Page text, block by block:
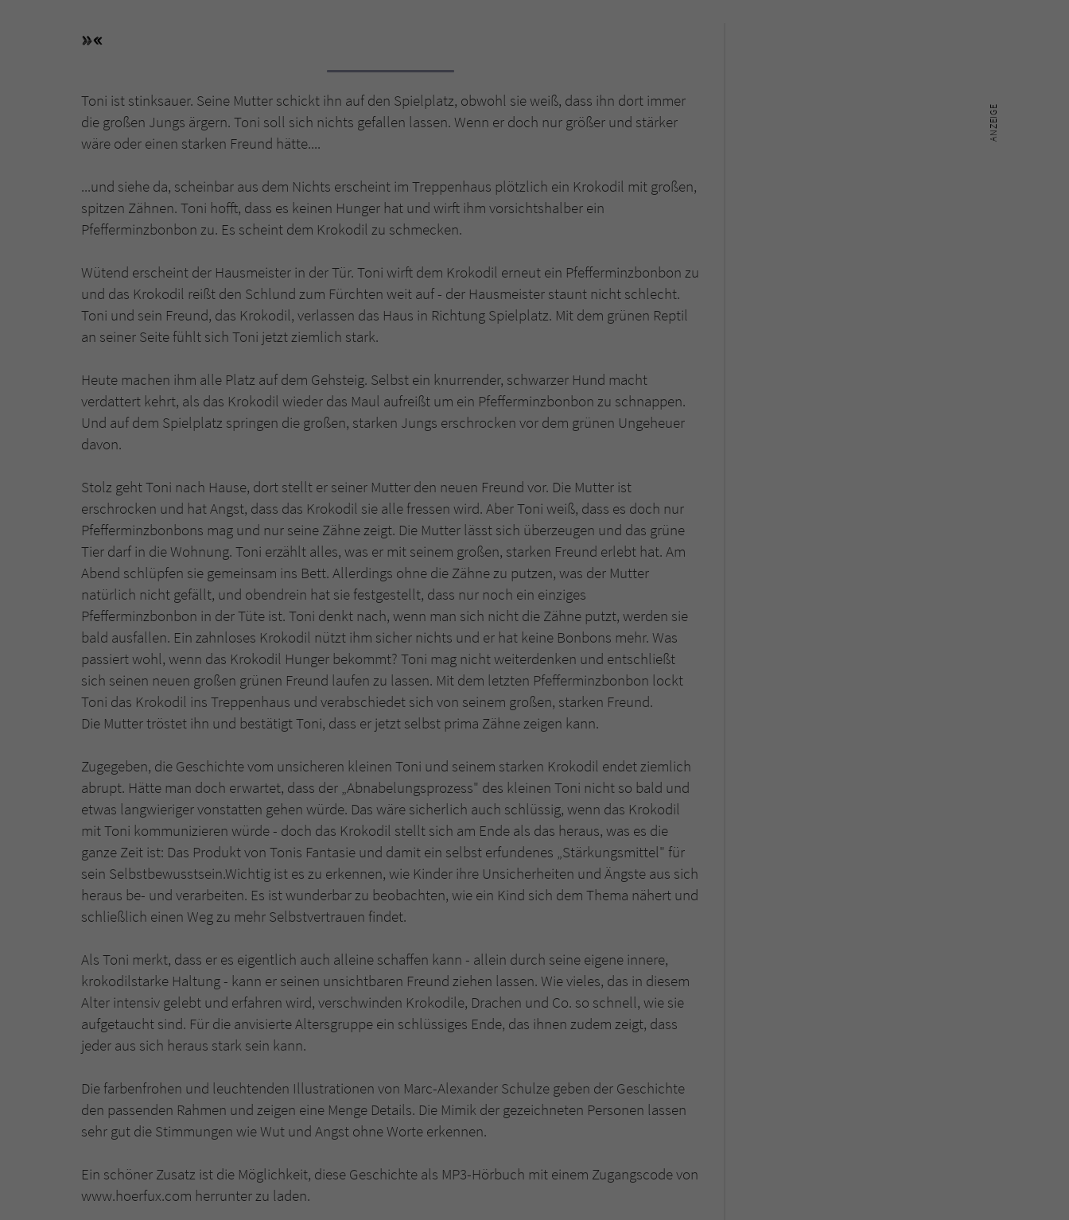
Toni ist stinksauer. Seine Mutter schickt ihn auf den Spielplatz, obwohl sie weiß, dass ihn dort immer
die großen Jungs ärgern. Toni soll sich nichts gefallen lassen. Wenn er doch nur größer und stärker
wäre oder einen starken Freund hätte....
...und siehe da, scheinbar aus dem Nichts erscheint im Treppenhaus plötzlich ein Krokodil mit großen,
spitzen Zähnen. Toni hofft, dass es keinen Hunger hat und wirft ihm vorsichtshalber ein
Pfefferminzbonbon zu. Es scheint dem Krokodil zu schmecken.
Wütend erscheint der Hausmeister in der Tür. Toni wirft dem Krokodil erneut ein Pfefferminzbonbon zu
und das Krokodil reißt den Schlund zum Fürchten weit auf - der Hausmeister staunt nicht schlecht.
Toni und sein Freund, das Krokodil, verlassen das Haus in Richtung Spielplatz. Mit dem grünen Reptil
an seiner Seite fühlt sich Toni jetzt ziemlich stark.
Heute machen ihm alle Platz auf dem Gehsteig. Selbst ein knurrender, schwarzer Hund macht
verdattert kehrt, als das Krokodil wieder das Maul aufreißt um ein Pfefferminzbonbon zu schnappen.
Und auf dem Spielplatz springen die großen, starken Jungs erschrocken vor dem grünen Ungeheuer
davon.
Stolz geht Toni nach Hause, dort stellt er seiner Mutter den neuen Freund vor. Die Mutter ist
erschrocken und hat Angst, dass das Krokodil sie alle fressen wird. Aber Toni weiß, dass es doch nur
Pfefferminzbonbons mag und nur seine Zähne zeigt. Die Mutter lässt sich überzeugen und das grüne
Tier darf in die Wohnung. Toni erzählt alles, was er mit seinem großen, starken Freund erlebt hat. Am
Abend schlüpfen sie gemeinsam ins Bett. Allerdings ohne die Zähne zu putzen, was der Mutter
natürlich nicht gefällt, und obendrein hat sie festgestellt, dass nur noch ein einziges
Pfefferminzbonbon in der Tüte ist. Toni denkt nach, wenn man sich nicht die Zähne putzt, werden sie
bald ausfallen. Ein zahnloses Krokodil nützt ihm sicher nichts und er hat keine Bonbons mehr. Was
passiert wohl, wenn das Krokodil Hunger bekommt? Toni mag nicht weiterdenken und entschließt
sich seinen neuen großen grünen Freund laufen zu lassen. Mit dem letzten Pfefferminzbonbon lockt
Toni das Krokodil ins Treppenhaus und verabschiedet sich von seinem großen, starken Freund.
Die Mutter tröstet ihn und bestätigt Toni, dass er jetzt selbst prima Zähne zeigen kann.
Zugegeben, die Geschichte vom unsicheren kleinen Toni und seinem starken Krokodil endet ziemlich
abrupt. Hätte man doch erwartet, dass der „Abnabelungsprozess" des kleinen Toni nicht so bald und
etwas langwieriger vonstatten gehen würde. Das wäre sicherlich auch schlüssig, wenn das Krokodil
mit Toni kommunizieren würde - doch das Krokodil stellt sich am Ende als das heraus, was es die
ganze Zeit ist: Das Produkt von Tonis Fantasie und damit ein selbst erfundenes „Stärkungsmittel" für
sein Selbstbewusstsein.Wichtig ist es zu erkennen, wie Kinder ihre Unsicherheiten und Ängste aus sich
heraus be- und verarbeiten. Es ist wunderbar zu beobachten, wie ein Kind sich dem Thema nähert und
schließlich einen Weg zu mehr Selbstvertrauen findet.
Als Toni merkt, dass er es eigentlich auch alleine schaffen kann - allein durch seine eigene innere,
krokodilstarke Haltung - kann er seinen unsichtbaren Freund ziehen lassen. Wie vieles, das in diesem
Alter intensiv gelebt und erfahren wird, verschwinden Krokodile, Drachen und Co. so schnell, wie sie
aufgetaucht sind. Für die anvisierte Altersgruppe ein schlüssiges Ende, das ihnen zudem zeigt, dass
jeder aus sich heraus stark sein kann.
Die farbenfrohen und leuchtenden Illustrationen von Marc-Alexander Schulze geben der Geschichte
den passenden Rahmen und zeigen eine Menge Details. Die Mimik der gezeichneten Personen lassen
sehr gut die Stimmungen wie Wut und Angst ohne Worte erkennen.
Ein schöner Zusatz ist die Möglichkeit, diese Geschichte als MP3-Hörbuch mit einem Zugangscode von
www.hoerfux.com herrunter zu laden.
Anbieter
Laufzeit 1 Jahr
Name fe_typo_user
Anbieter Literatur-Couch Medien GmbH & Co. KG
Laufzeit Session
Zweck
Dieses Cookie gewährleistet die Kommunikation der
Webseite mit dem Benutzer. Es wird benötigt um z. B.